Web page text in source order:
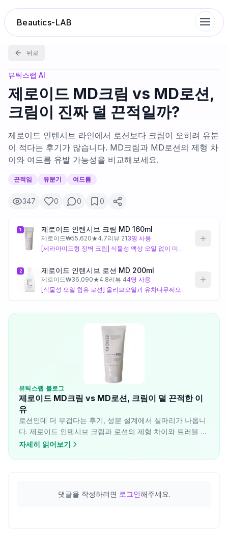
Beautics-LAB
랭킹
성분분석
나의 스킨케어
대화 이력
제품비교
Login
뒤로
뷰틱스랩 AI
제로이드 MD크림 vs MD로션,
크림이 진짜 덜 끈적일까?
제로이드 인텐시브 라인에서 로션보다 크림이 오히려 유분
이 적다는 후기가 많습니다. MD크림과 MD로션의 제형 차
이와 여드름 유발 가능성을 비교해보세요.
끈적임 유분기 여드름
347 0 0 0
1 제로이드 인텐시브 크림 MD 160ml
제로이드₩55,620★4.7리뷰 213명 사용
[세라마이드형 장벽 크림] 식물성 액상 오일 없이 미리스토일/팔미토일옥소스테아라마이드 계열 성분과 세틸팔미테이트 같은 왁스형 에몰리언트로 구성되어, 유분기보다 장벽 복구 설계에 가깝게 배합되어 있어요. 로션에 포함된 올리브오일·유차나무씨오일이 트러블 유발 요인이라면 이쪽이 상대적으로 부담이 덜할 수 있으나, 세테아릴알코올·스쿠알란 등 공막 성분도 포함되어 있어 지성·트러블성 피부라면 여전히 주의가 필요해요.
2 제로이드 인텐시브 로션 MD 200ml
제로이드₩36,090★4.8리뷰 44명 사용
[식물성 오일 함유 로션] 올리브오일과 유차나무씨오일 두 가지 액상 식물성 오일이 포함된 것이 크림과의 핵심 차이로, 이 성분들이 로션임에도 체감 점도나 유분감을 높이는 원인으로 작용할 수 있어요. 건조하고 예민한 피부에는 지질 보충 측면에서 적합할 수 있으나, 모공이 예민하거나 트러블이 잦은 피부에는 식물성 오일 성분이 자극 요인이 될 수 있어요.
뷰틱스랩 블로그
제로이드 MD크림 vs MD로션, 크림이 덜 끈적한 이
유
로션인데 더 무겁다는 후기, 성분 설계에서 실마리가 나옵니
다. 제로이드 인텐시브 크림과 로션의 제형 차이와 트러블 유
발 가능성을 데이터 기반으로 비교합니다.
자세히 읽어보기
댓글을 작성하려면 로그인해주세요.